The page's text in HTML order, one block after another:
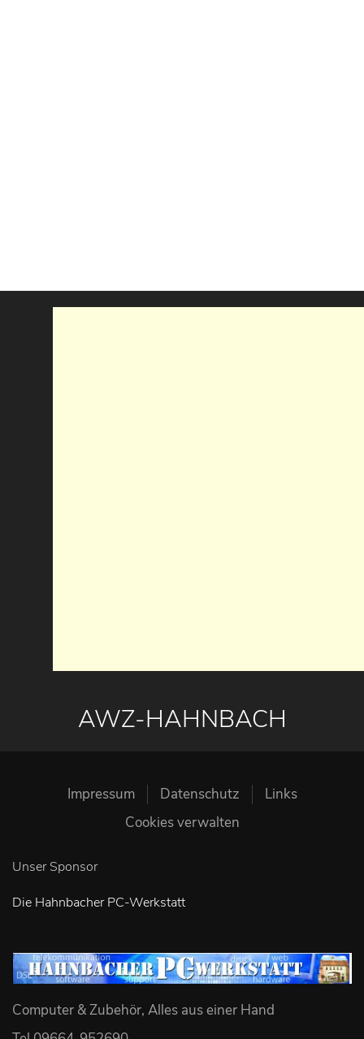
AWZ-HAHNBACH
Impressum Datenschutz
Links
Cookies verwalten
Unser Sponsor
Die Hahnbacher PC-Werkstatt
Computer & Zubehör, Alles aus einer Hand